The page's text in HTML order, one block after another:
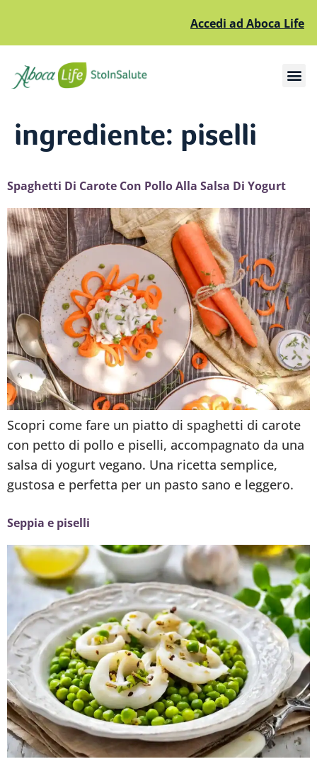
Accedi ad Aboca Life
ingrediente: piselli
Spaghetti Di Carote Con Pollo Alla Salsa Di Yogurt
Scopri come fare un piatto di spaghetti di carote
con petto di pollo e piselli, accompagnato da una
salsa di yogurt vegano. Una ricetta semplice,
gustosa e perfetta per un pasto sano e leggero.
Seppia e piselli